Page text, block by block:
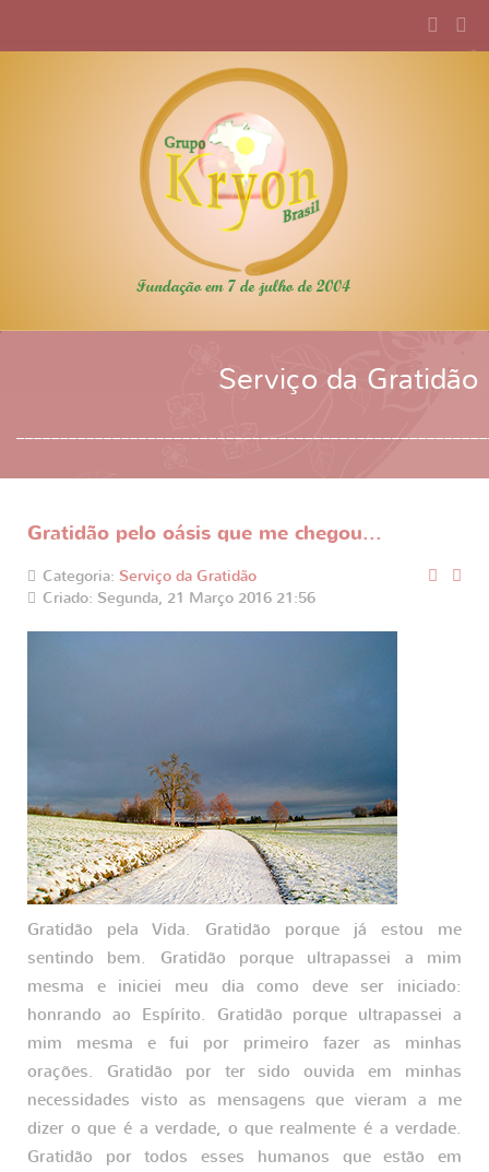
Serviço da Gratidão
Gratidão pelo oásis que me chegou...
Categoria: Serviço da Gratidão
Criado: Segunda, 21 Março 2016 21:56
Gratidão pela Vida. Gratidão porque já estou me
sentindo bem. Gratidão porque ultrapassei a mim
mesma e iniciei meu dia como deve ser iniciado:
honrando ao Espírito. Gratidão porque ultrapassei a
mim mesma e fui por primeiro fazer as minhas
orações. Gratidão por ter sido ouvida em minhas
necessidades visto as mensagens que vieram a me
dizer o que é a verdade, o que realmente é a verdade.
Gratidão por todos esses humanos que estão em